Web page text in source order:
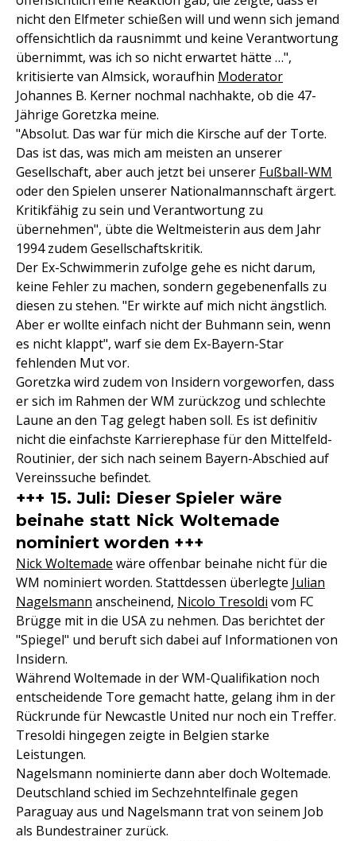
nicht den Elfmeter schießen will und wenn sich jemand
offensichtlich da rausnimmt und keine Verantwortung
übernimmt, was ich so nicht erwartet hätte …",
kritisierte van Almsick, woraufhin Moderator
Johannes B. Kerner nochmal nachhakte, ob die 47-
Jährige Goretzka meine.
"Absolut. Das war für mich die Kirsche auf der Torte.
Das ist das, was mich am meisten an unserer
Gesellschaft, aber auch jetzt bei unserer Fußball-WM
oder den Spielen unserer Nationalmannschaft ärgert.
Kritikfähig zu sein und Verantwortung zu
übernehmen", übte die Weltmeisterin aus dem Jahr
1994 zudem Gesellschaftskritik.
Der Ex-Schwimmerin zufolge gehe es nicht darum,
keine Fehler zu machen, sondern gegebenenfalls zu
diesen zu stehen. "Er wirkte auf mich nicht ängstlich.
Aber er wollte einfach nicht der Buhmann sein, wenn
es nicht klappt", warf sie dem Ex-Bayern-Star
fehlenden Mut vor.
Goretzka wird zudem von Insidern vorgeworfen, dass
er sich im Rahmen der WM zurückzog und schlechte
Laune an den Tag gelegt haben soll. Es ist definitiv
nicht die einfachste Karrierephase für den Mittelfeld-
Routinier, der sich nach seinem Bayern-Abschied auf
Vereinssuche befindet.
+++ 15. Juli: Dieser Spieler wäre
beinahe statt Nick Woltemade
nominiert worden +++
Nick Woltemade wäre offenbar beinahe nicht für die
WM nominiert worden. Stattdessen überlegte Julian
Nagelsmann anscheinend, Nicolo Tresoldi vom FC
Brügge mit in die USA zu nehmen. Das berichtet der
"Spiegel" und beruft sich dabei auf Informationen von
Insidern.
Während Woltemade in der WM-Qualifikation noch
entscheidende Tore gemacht hatte, gelang ihm in der
Rückrunde für Newcastle United nur noch ein Treffer.
Tresoldi hingegen zeigte in Belgien starke
Leistungen.
Nagelsmann nominierte dann aber doch Woltemade.
Deutschland schied im Sechzehntelfinale gegen
Paraguay aus und Nagelsmann trat von seinem Job
als Bundestrainer zurück.